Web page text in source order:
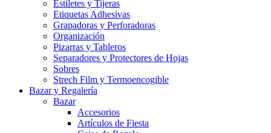
Estiletes y Tijeras
Etiquetas Adhesivas
Grapadoras y Perforadoras
Organización
Pizarras y Tableros
Separadores y Protectores de Hojas
Sobres
Strech Film y Termoencogible
Bazar y Regalería
Bazar
Accesorios
Artículos de Fiesta